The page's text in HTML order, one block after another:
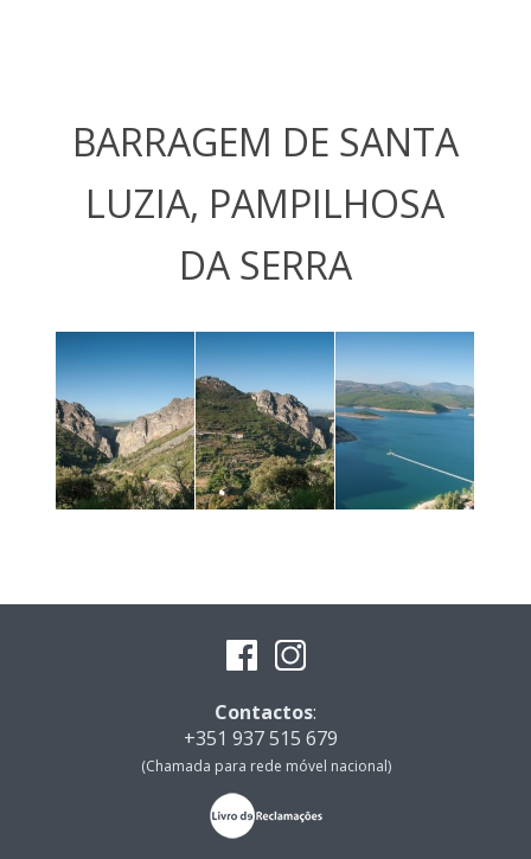
BARRAGEM DE SANTA
LUZIA, PAMPILHOSA
DA SERRA
Contactos:
+351 937 515 679
(Chamada para rede móvel nacional)